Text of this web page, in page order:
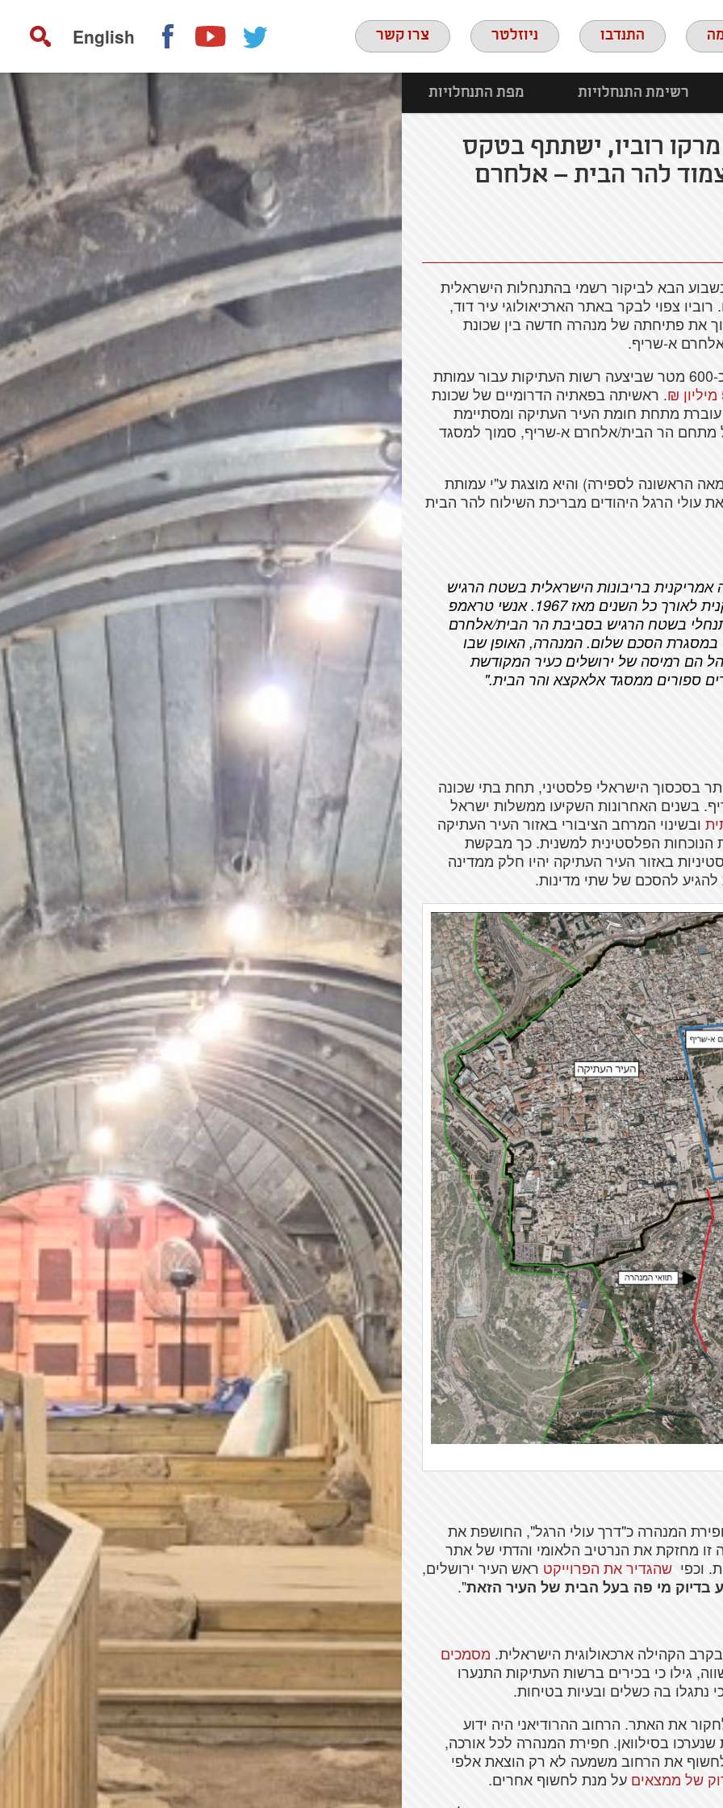
התנדבו ניוזלטר צרו קשר English
רשימת התנחלויות מפת התנחלויות
רוביו, ישתתף בטקס
להר הבית – אלחרם
הבא לביקור רשמי בהתנחלות הישראלית
צפוי לבקר באתר הארכיאולוגי עיר דוד,
את פתיחתה של מנהרה חדשה בין שכונת
אלחרם א-שריף.
המנהרה היא חפירה ארכאולוגית באורך של כ-600 מטר שביצעה רשות העתיקות עבור עמותת
. ראשיתה בפאתיה הדרומיים של שכונת
מתחת חומת העיר העתיקה ומסתיימת
מתחם הר הבית/אלחרם א-שריף, סמוך למסגד
הראשונה לספירה) והיא מוצגת ע"י עמותת
עולי הרגל היהודים מבריכת השילוח להר הבית
אמריקנית בריבונות הישראלית בשטח הרגיש
של האגן הקדוש, בניגוד לעמדה האמריקנית לאורך כל השנים מאז 1967. אנשי טראמפ
בשטח הרגיש בסביבת הר הבית/אלחרם
הסכם שלום. המנהרה, האופן שבו
הם רמיסה של ירושלים כעיר המקודשת
ספורים ממסגד אלאקצא והר הבית."
בסכסוך הישראלי פלסטיני, תחת בתי שכונה
בשנים האחרונות השקיעו ממשלות ישראל
ובשינוי המרחב הציבורי באזור העיר העתיקה
הנוכחות הפלסטינית למשנית. כך מבקשת
באזור העיר העתיקה יהיו חלק ממדינה
להסכם של שתי מדינות.
המנהרה כ"דרך עולי הרגל", החושפת את
זו מחזקת את הנרטיב הלאומי והדתי של אתר
וכפי שהגדיר את הפרוייקט ראש העיר ירושלים,
מי פה בעל הבית של העיר הזאת".
הקהילה ארכאולוגית הישראלית. מסמכים
גילו כי בכירים ברשות העתיקות התנערו
נתגלו בה כשלים ובעיות בטיחות.
את האתר. הרחוב ההרודיאני היה ידוע
המאה ה-20 מחפירות שנערכו בסילוואן. חפירת המנהרה לכל אורכה,
את הרחוב משמעה לא רק הוצאת אלפי
של ממצאים על מנת לחשוף אחרים.